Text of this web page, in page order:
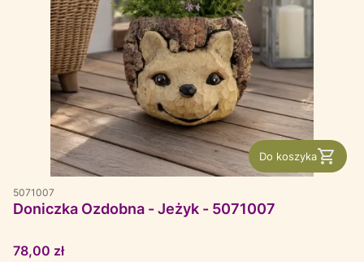
Do koszyka
5071007
Doniczka Ozdobna - Jeżyk - 5071007
Cena
78,00 zł